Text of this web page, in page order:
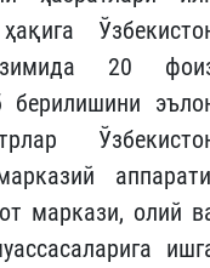
20
берилишини
маркази, олий